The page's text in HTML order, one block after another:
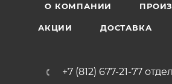
О КОМПАНИИ
АКЦИИ ДОСТАВКА
+7 (812) 677-21-77